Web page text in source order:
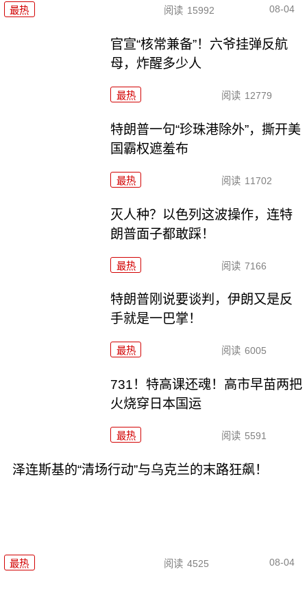
最热 阅读 15992 08-04
官宣“核常兼备”！六爷挂弹反航
母，炸醒多少人
最热 阅读 12779
特朗普一句“珍珠港除外”，撕开美
国霸权遮羞布
最热 阅读 11702
灭人种？以色列这波操作，连特
朗普面子都敢踩！
最热 阅读 7166
特朗普刚说要谈判，伊朗又是反
手就是一巴掌！
最热 阅读 6005
731！特高课还魂！高市早苗两把
火烧穿日本国运
最热 阅读 5591
泽连斯基的“清场行动”与乌克兰的末路狂飙！
最热 阅读 4525 08-04